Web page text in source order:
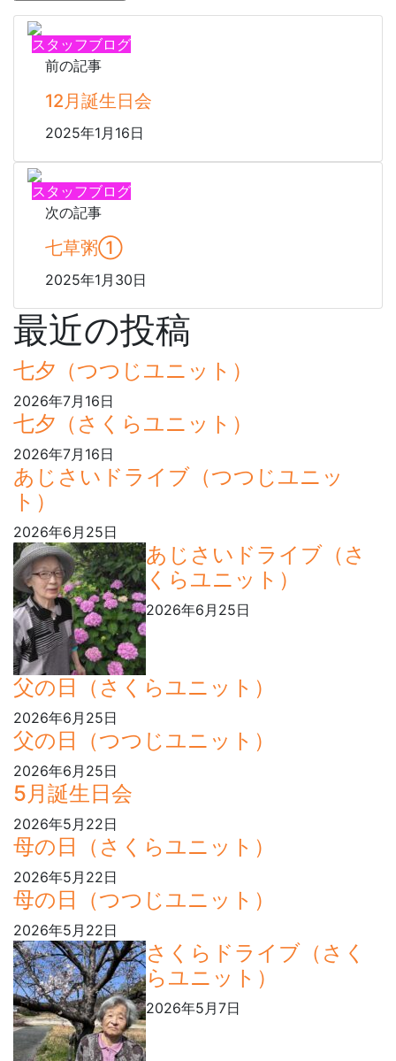
スタッフブログ
前の記事
12月誕生日会
2025年1月16日
スタッフブログ
次の記事
七草粥①
2025年1月30日
最近の投稿
七夕（つつじユニット）
2026年7月16日
七夕（さくらユニット）
2026年7月16日
あじさいドライブ（つつじユニッ
ト）
2026年6月25日
あじさいドライブ（さ
くらユニット）
2026年6月25日
父の日（さくらユニット）
2026年6月25日
父の日（つつじユニット）
2026年6月25日
5月誕生日会
2026年5月22日
母の日（さくらユニット）
2026年5月22日
母の日（つつじユニット）
2026年5月22日
さくらドライブ（さく
らユニット）
2026年5月7日